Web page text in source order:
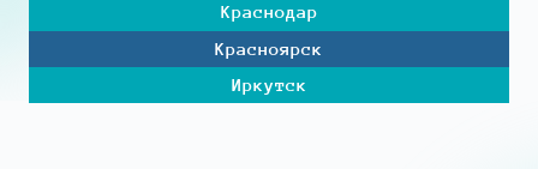
Краснодар
Красноярск
Иркутск